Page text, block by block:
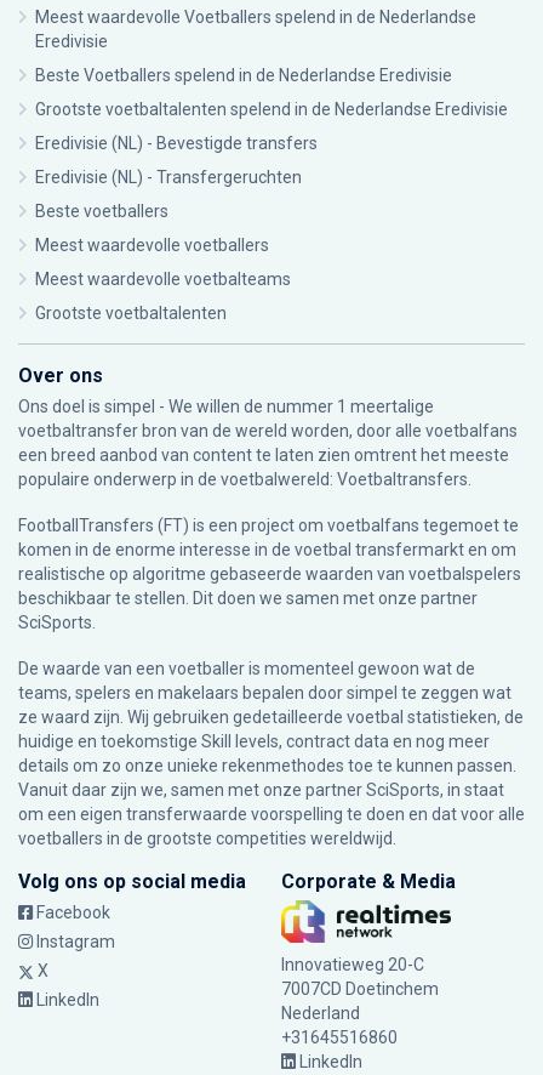
Meest waardevolle Voetballers spelend in de Nederlandse
Eredivisie
Beste Voetballers spelend in de Nederlandse Eredivisie
Grootste voetbaltalenten spelend in de Nederlandse Eredivisie
Eredivisie (NL) - Bevestigde transfers
Eredivisie (NL) - Transfergeruchten
Beste voetballers
Meest waardevolle voetballers
Meest waardevolle voetbalteams
Grootste voetbaltalenten
Over ons
Ons doel is simpel - We willen de nummer 1 meertalige
voetbaltransfer bron van de wereld worden, door alle voetbalfans
een breed aanbod van content te laten zien omtrent het meeste
populaire onderwerp in de voetbalwereld: Voetbaltransfers.
FootballTransfers (FT) is een project om voetbalfans tegemoet te
komen in de enorme interesse in de voetbal transfermarkt en om
realistische op algoritme gebaseerde waarden van voetbalspelers
beschikbaar te stellen. Dit doen we samen met onze partner
SciSports
De waarde van een voetballer is momenteel gewoon wat de
teams, spelers en makelaars bepalen door simpel te zeggen wat
ze waard zijn. Wij gebruiken gedetailleerde voetbal statistieken, de
huidige en toekomstige Skill levels, contract data en nog meer
details om zo onze unieke rekenmethodes toe te kunnen passen.
Vanuit daar zijn we, samen met onze partner SciSports, in staat
om een eigen transferwaarde voorspelling te doen en dat voor alle
voetballers in de grootste competities wereldwijd.
Volg ons op social media
Facebook
Instagram
X
LinkedIn
Corporate & Media
Innovatieweg 20-C
7007CD Doetinchem
Nederland
+31645516860
LinkedIn